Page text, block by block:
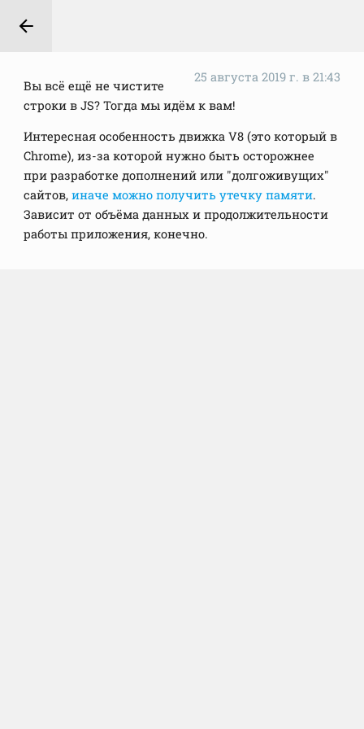
25 августа 2019 г. в 21:43
Вы всё ещё не чистите
строки в JS? Тогда мы идём к вам!
Интересная особенность движка V8 (это который в
Chrome), из-за которой нужно быть осторожнее
при разработке дополнений или "долгоживущих"
сайтов,иначе можно получить утечку памяти.
Зависит от объёма данных и продолжительности
работы приложения, конечно.